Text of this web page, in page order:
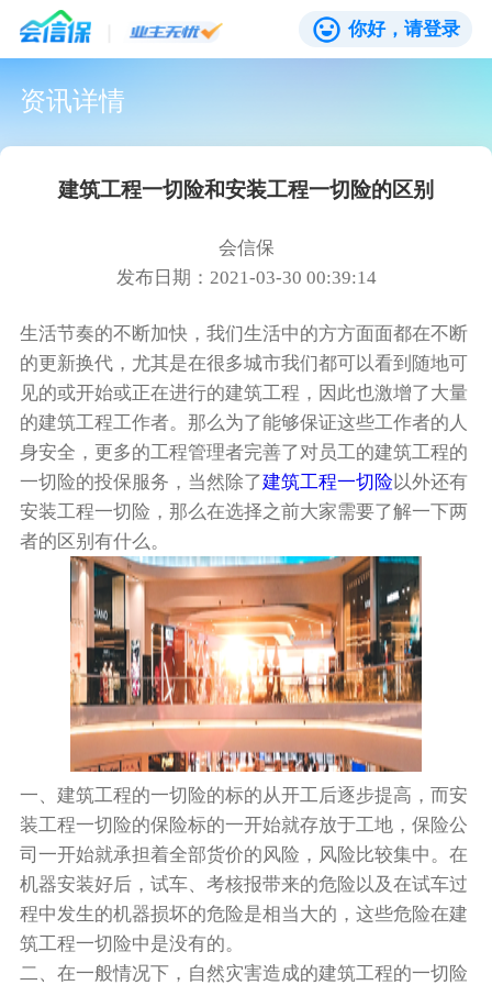
你好，请登录
资讯详情
建筑工程一切险和安装工程一切险的区别
会信保
发布日期：2021-03-30 00:39:14
生活节奏的不断加快，我们生活中的方方面面都在不断
的更新换代，尤其是在很多城市我们都可以看到随地可
见的或开始或正在进行的建筑工程，因此也激增了大量
的建筑工程工作者。那么为了能够保证这些工作者的人
身安全，更多的工程管理者完善了对员工的建筑工程的
一切险的投保服务，当然除了建筑工程一切险 以外还有
安装工程一切险，那么在选择之前大家需要了解一下两
者的区别有什么。
一、建筑工程的一切险的标的从开工后逐步提高，而安
装工程一切险的保险标的一开始就存放于工地，保险公
司一开始就承担着全部货价的风险，风险比较集中。在
机器安装好后，试车、考核报带来的危险以及在试车过
程中发生的机器损坏的危险是相当大的，这些危险在建
筑工程一切险中是没有的。
二、在一般情况下，自然灾害造成的建筑工程的一切险